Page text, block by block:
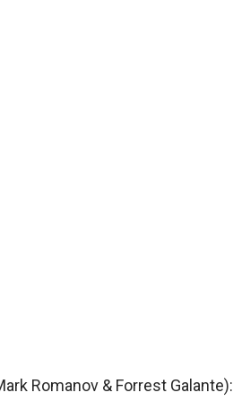
Romanov & Forrest Galante):